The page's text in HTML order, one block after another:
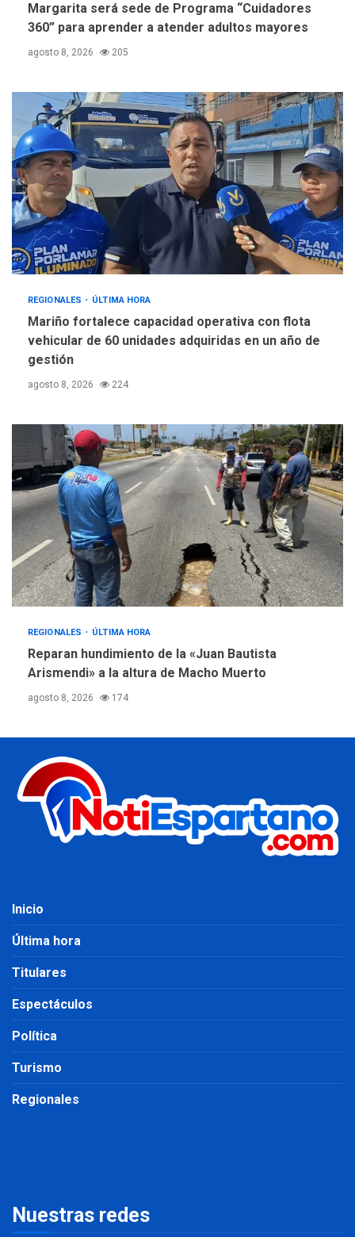
Margarita será sede de Programa “Cuidadores
360” para aprender a atender adultos mayores
agosto 8, 2026 205
REGIONALES ÚLTIMA HORA
Mariño fortalece capacidad operativa con flota
vehicular de 60 unidades adquiridas en un año de
gestión
agosto 8, 2026 224
REGIONALES ÚLTIMA HORA
Reparan hundimiento de la «Juan Bautista
Arismendi» a la altura de Macho Muerto
agosto 8, 2026 174
Inicio
Última hora
Titulares
Espectáculos
Política
Turismo
Regionales
Nuestras redes